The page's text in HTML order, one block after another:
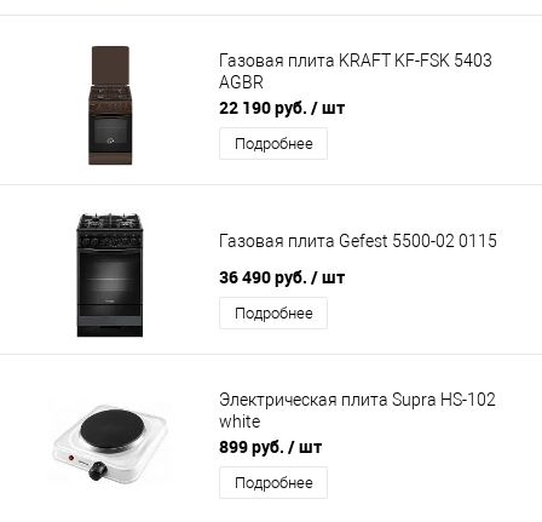
Газовая плита KRAFT KF-FSK 5403
AGBR
22 190 руб. / шт
Подробнее
Газовая плита Gefest 5500-02 0115
36 490 руб. / шт
Подробнее
Электрическая плита Supra HS-102
white
899 руб. / шт
Подробнее